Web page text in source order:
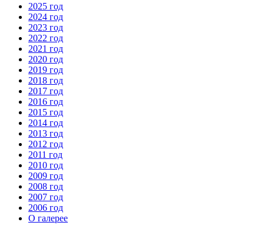
2025 год
2024 год
2023 год
2022 год
2021 год
2020 год
2019 год
2018 год
2017 год
2016 год
2015 год
2014 год
2013 год
2012 год
2011 год
2010 год
2009 год
2008 год
2007 год
2006 год
О галерее